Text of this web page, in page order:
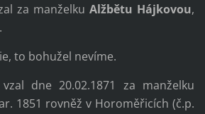
za manželku Alžbětu Hájkovou,
to bohužel nevíme.
dne 20.02.1871 za manželku
1851 rovněž v Horoměřicích (č.p.